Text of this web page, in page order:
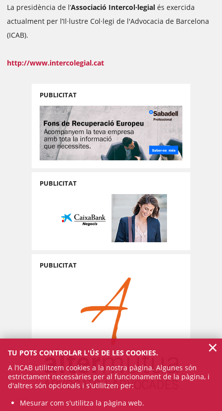
La presidència de l’Associació Intercol·legial és exercida
actualment per l’Il·lustre Col·legi de l'Advocacia de Barcelona
(ICAB).
http://www.intercolegial.cat
PUBLICITAT
PUBLICITAT
PUBLICITAT
TU POTS CONTROLAR L'ÚS DE LES COOKIES.
A l’ICAB utilitzem cookies a la nostra pàgina. Algunes són
estrictament necessàries per al funcionament de la pàgina, i
d'altres són opcionals i s'utilitzen per:
Mesurar com s'utilitza la pàgina web.
×